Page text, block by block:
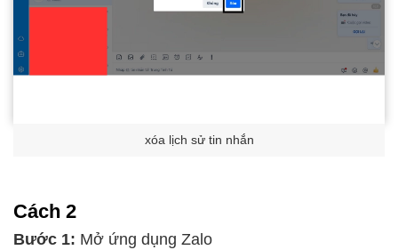
xóa lịch sử tin nhắn
Cách 2
Bước 1: Mở ứng dụng Zalo